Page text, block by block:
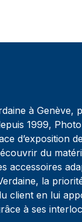
à Genève,
1999, Photo
d’exposition
du
accessoires
la
client en lui
à ses